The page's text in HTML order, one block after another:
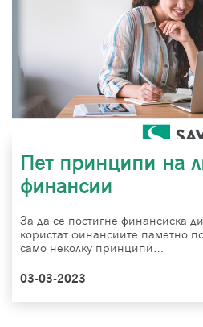
Пет принципи на
финансии
За да се постигне финансиска
користат финансиите паметно
само неколку принципи…
03-03-2023